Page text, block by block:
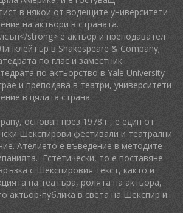
в някои от водещите университети
на актьори в страната.
strong> е актьор и преподавател
в Shakespeare & Company;
по глас и заместник
по актьорство в Yale University
и преподава в театри, университети
в цялата страна.
основан през 1978 г., е един от
Шекспирови фестивали и театрални
Ателието е въведение в методите
Естетически, то е поставяне
с Шекспировия текст, както и
на театъра, ролята на актьора,
актьор-публика в света на Шекспир и